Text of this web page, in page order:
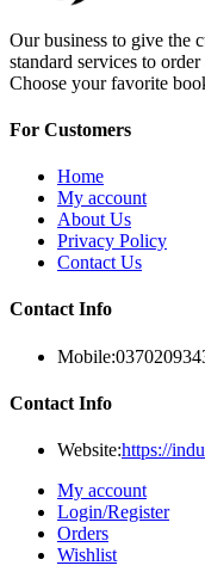
Our business to give the
standard services to
Choose your favorite
For Customers
Home
My account
About Us
Privacy Policy
Contact Us
Contact Info
Mobile:
Contact Info
Website:https://
My account
Login/Register
Orders
Wishlist